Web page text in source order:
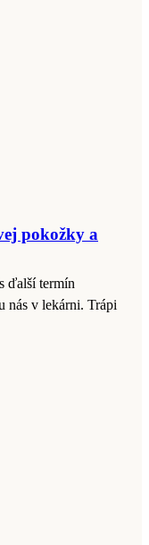
pokožky a
ďalší termín
nás v lekárni. Trápi